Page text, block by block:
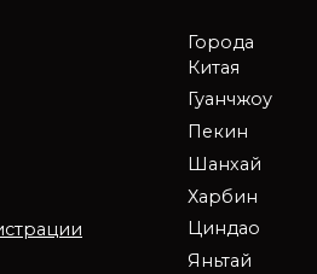
Города
Китая
Гуанчжоу
Пекин
Шанхай
Харбин
Циндао
Яньтай